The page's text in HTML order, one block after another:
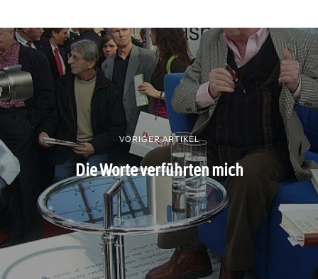
VORIGER ARTIKEL
Die Worte verführten mich